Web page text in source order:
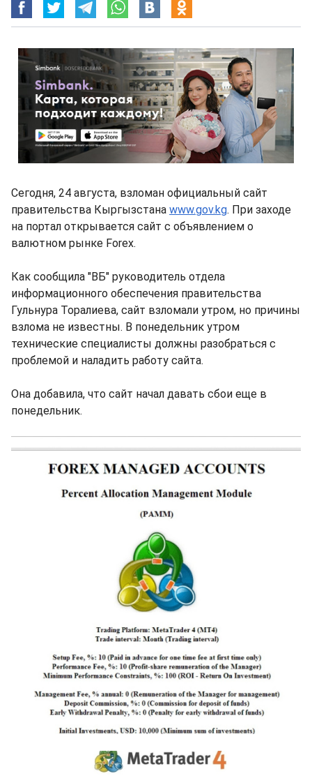
Сегодня, 24 августа, взломан официальный сайт
правительства Кыргызстана www.gov.kg. При заходе
на портал открывается сайт с объявлением о
валютном рынке Forex.
Как сообщила "ВБ" руководитель отдела
информационного обеспечения правительства
Гульнура Торалиева, сайт взломали утром, но причины
взлома не известны. В понедельник утром
технические специалисты должны разобраться с
проблемой и наладить работу сайта.
Она добавила, что сайт начал давать сбои еще в
понедельник.